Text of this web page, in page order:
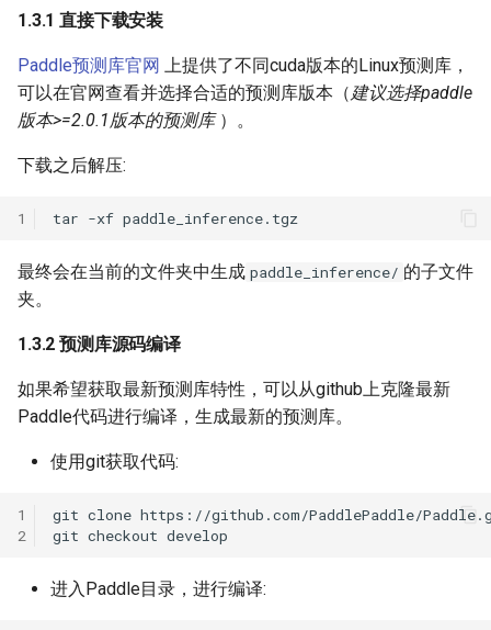
1.3.1 直接下载安装
Paddle预测库官网 上提供了不同cuda版本的Linux预测库，
可以在官网查看并选择合适的预测库版本（建议选择paddle
版本>=2.0.1版本的预测库）。
下载之后解压:
1 tar -xf
最终会在当前的文件夹中生成 paddle_inference/ 的子文件
夹。
1.3.2 预测库源码编译
如果希望获取最新预测库特性，可以从github上克隆最新
Paddle代码进行编译，生成最新的预测库。
使用git获取代码:
1
2
git clone
git checkout
进入Paddle目录，进行编译: